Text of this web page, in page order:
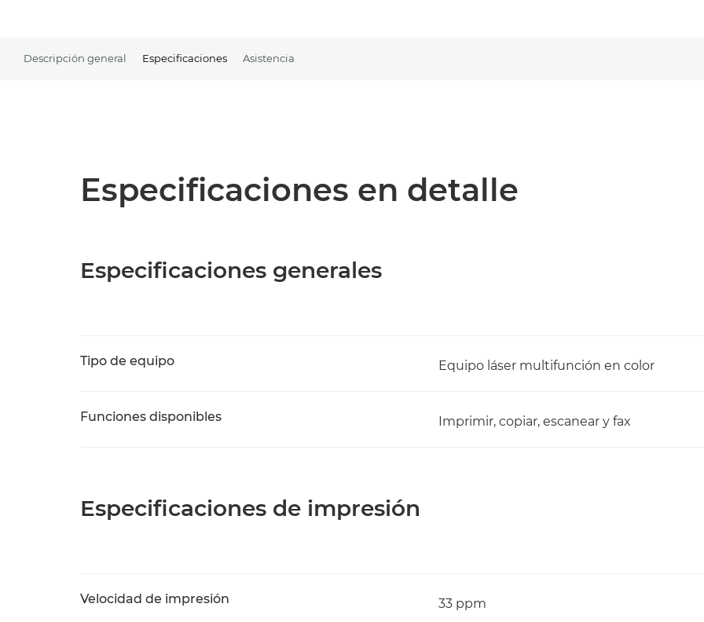
Descripción general Especificaciones Asistencia
Especificaciones en detalle
Especificaciones generales
Tipo de equipo Equipo láser multifunción en color
Funciones disponibles Imprimir, copiar, escanear y fax
Especificaciones de impresión
Velocidad de impresión 33 ppm